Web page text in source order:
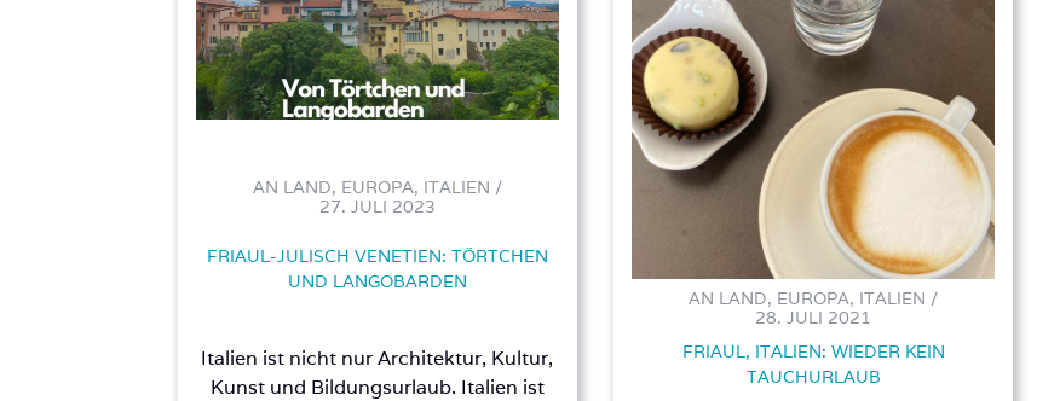
AN LAND, EUROPA, ITALIEN /
27. JULI 2023
FRIAUL-JULISCH VENETIEN: TÖRTCHEN
UND LANGOBARDEN
Italien ist nicht nur Architektur, Kultur,
Kunst und Bildungsurlaub. Italien ist
AN LAND, EUROPA, ITALIEN /
28. JULI 2021
FRIAUL, ITALIEN: WIEDER KEIN
TAUCHURLAUB